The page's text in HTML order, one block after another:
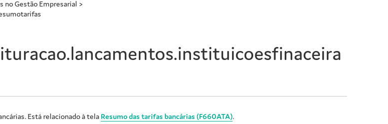
no Gestão Empresarial >
Está relacionado à tela Resumo das tarifas bancárias (F660ATA).